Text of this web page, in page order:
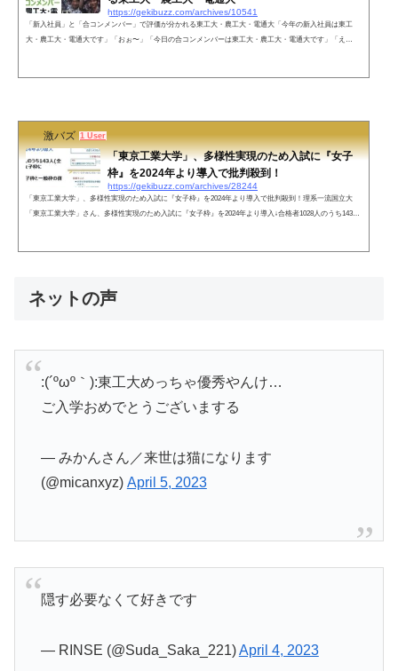
https://gekibuzz.com/archives/10541
「新入社員」と「合コンメンバー」で評価が分かれる東工大・農工大・電通大「今年の新入社員は東工
大・農工大・電通大です」「おぉ〜」「今日の合コンメンバーは東工大・農工大・電通大です」「え
激バズ 1 User
「東京工業大学」、多様性実現のため入試に『女子
枠』を2024年より導入で批判殺到！
https://gekibuzz.com/archives/28244
「東京工業大学」、多様性実現のため入試に『女子枠』を2024年より導入で批判殺到！理系一流国立大
「東京工業大学」さん、多様性実現のため入試に『女子枠』を2024年より導入↓合格者1028人のうち143人
ネットの声
:(´ºωº｀):東工大めっちゃ優秀やんけ…
ご入学おめでとうございまする
— みかんさん／来世は猫になります
(@micanxyz) April 5, 2023
隠す必要なくて好きです
— RINSE (@Suda_Saka_221)April 4, 2023